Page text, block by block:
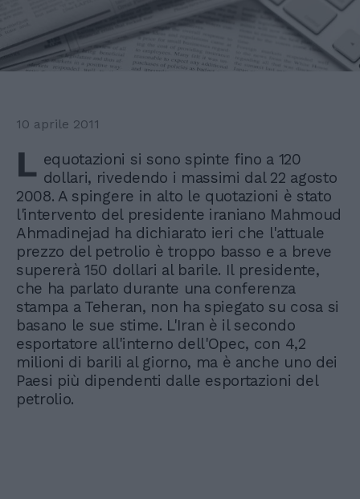
10 aprile 2011
L equotazioni si sono spinte fino a 120
dollari, rivedendo i massimi dal 22 agosto
2008. A spingere in alto le quotazioni è stato
l'intervento del presidente iraniano Mahmoud
Ahmadinejad ha dichiarato ieri che l'attuale
prezzo del petrolio è troppo basso e a breve
supererà 150 dollari al barile. Il presidente,
che ha parlato durante una conferenza
stampa a Teheran, non ha spiegato su cosa si
basano le sue stime. L'Iran è il secondo
esportatore all'interno dell'Opec, con 4,2
milioni di barili al giorno, ma è anche uno dei
Paesi più dipendenti dalle esportazioni del
petrolio.